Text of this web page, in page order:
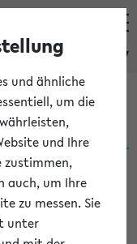
eKVV
(06.08.26)
und ähnliche
um die
und Ihre
zustimmen,
auch, um Ihre
zu messen. Sie
unter